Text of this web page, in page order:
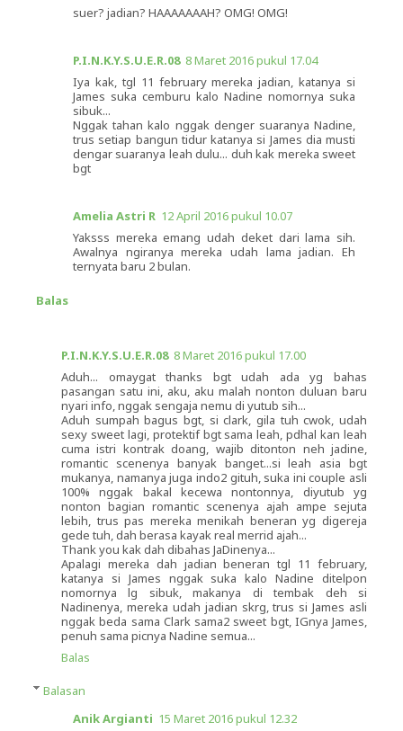
suer? jadian? HAAAAAAAH? OMG! OMG!
P.I.N.K.Y.S.U.E.R.08 8 Maret 2016 pukul 17.04
Iya kak, tgl 11 february mereka jadian, katanya si
James suka cemburu kalo Nadine nomornya suka
sibuk...
Nggak tahan kalo nggak denger suaranya Nadine,
trus setiap bangun tidur katanya si James dia musti
dengar suaranya leah dulu... duh kak mereka sweet
bgt
Amelia Astri R 12 April 2016 pukul 10.07
Yaksss mereka emang udah deket dari lama sih.
Awalnya ngiranya mereka udah lama jadian. Eh
ternyata baru 2 bulan.
Balas
P.I.N.K.Y.S.U.E.R.08 8 Maret 2016 pukul 17.00
Aduh... omaygat thanks bgt udah ada yg bahas
pasangan satu ini, aku, aku malah nonton duluan baru
nyari info, nggak sengaja nemu di yutub sih...
Aduh sumpah bagus bgt, si clark, gila tuh cwok, udah
sexy sweet lagi, protektif bgt sama leah, pdhal kan leah
cuma istri kontrak doang, wajib ditonton neh jadine,
romantic scenenya banyak banget...si leah asia bgt
mukanya, namanya juga indo2 gituh, suka ini couple asli
100% nggak bakal kecewa nontonnya, diyutub yg
nonton bagian romantic scenenya ajah ampe sejuta
lebih, trus pas mereka menikah beneran yg digereja
gede tuh, dah berasa kayak real merrid ajah...
Thank you kak dah dibahas JaDinenya...
Apalagi mereka dah jadian beneran tgl 11 february,
katanya si James nggak suka kalo Nadine ditelpon
nomornya lg sibuk, makanya di tembak deh si
Nadinenya, mereka udah jadian skrg, trus si James asli
nggak beda sama Clark sama2 sweet bgt, IGnya James,
penuh sama picnya Nadine semua...
Balas
Balasan
Anik Argianti 15 Maret 2016 pukul 12.32